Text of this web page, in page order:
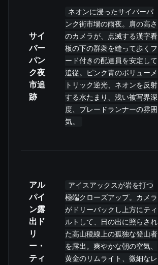
サイ
バー
パン
ク夜
市追
跡
ネオンに浸ったサイバーパ
ンク街市場の雨夜。肩の高さ
のカメラが、点滅する漢字看
板の下の群衆を縫って歩くフ
ード付きの配達員を安定して
追従。ピンク青のボリューメ
トリック逆光、ネオンを反射
する水たまり、浅い被写界深
度、ブレードランナーの雰囲
気。
アル
パイ
ン露
出ド
リ
ー・
ティ
アイスアックスが岩を打つ
極端クローズアップ。カメラ
がドリーバックし上方にティ
ルトして、日の出に照らされ
た高山稜線上の孤独な登山者
を露出。爽やかな朝の空気、
黄金のリムライト、微細なレ